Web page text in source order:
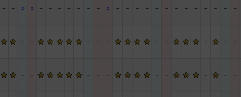
－ － ○ ○ － － － － － － － ○ － － － － － － － － － － － － －
－ － － － － － － － － －
－ － － － － － － － － －